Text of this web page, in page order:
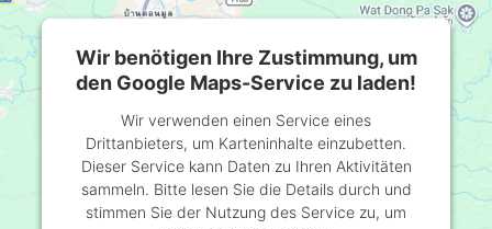
Wir benötigen Ihre Zustimmung, um
den Google Maps-Service zu laden!
Wir verwenden einen Service eines
Drittanbieters, um Karteninhalte einzubetten.
Dieser Service kann Daten zu Ihren Aktivitäten
sammeln. Bitte lesen Sie die Details durch und
stimmen Sie der Nutzung des Service zu, um